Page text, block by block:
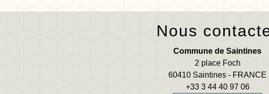
Nous
Commune de Saintines
2 place Foch
60410 Saintines - FRANCE
+33 3 44 40 97 06